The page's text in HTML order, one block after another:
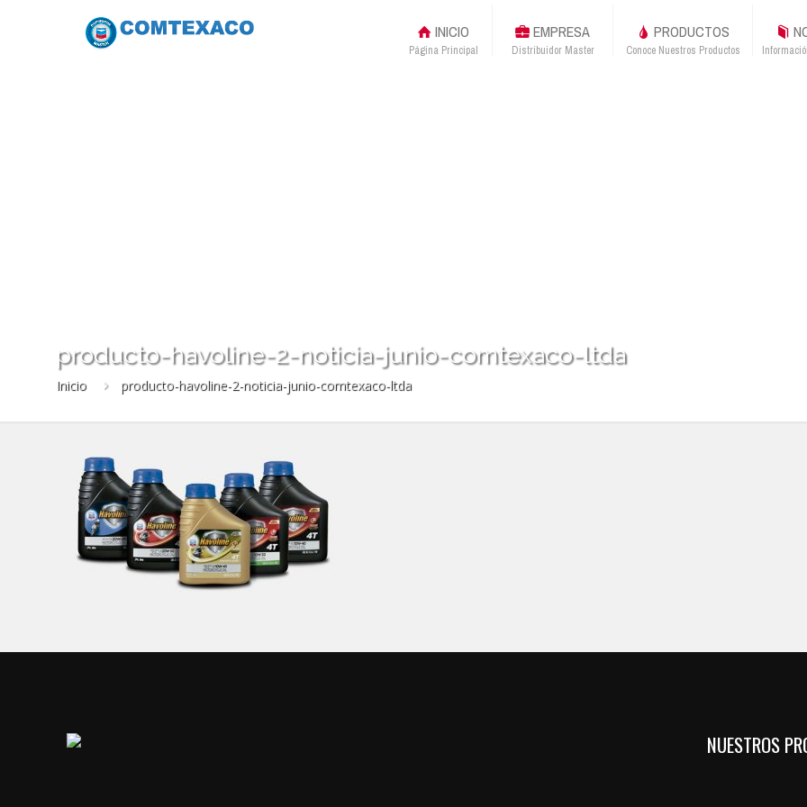
INICIO
Página Principal
EMPRESA
Distribuidor Master
PRODUCTOS
Conoce Nuestros Productos
producto-havoline-2-noticia-junio-comtexaco-ltda
Inicio producto-havoline-2-noticia-junio-comtexaco-ltda
NUESTROS